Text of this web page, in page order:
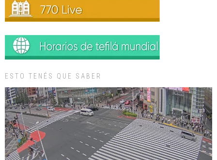
ESTO TENÉS QUE SABER